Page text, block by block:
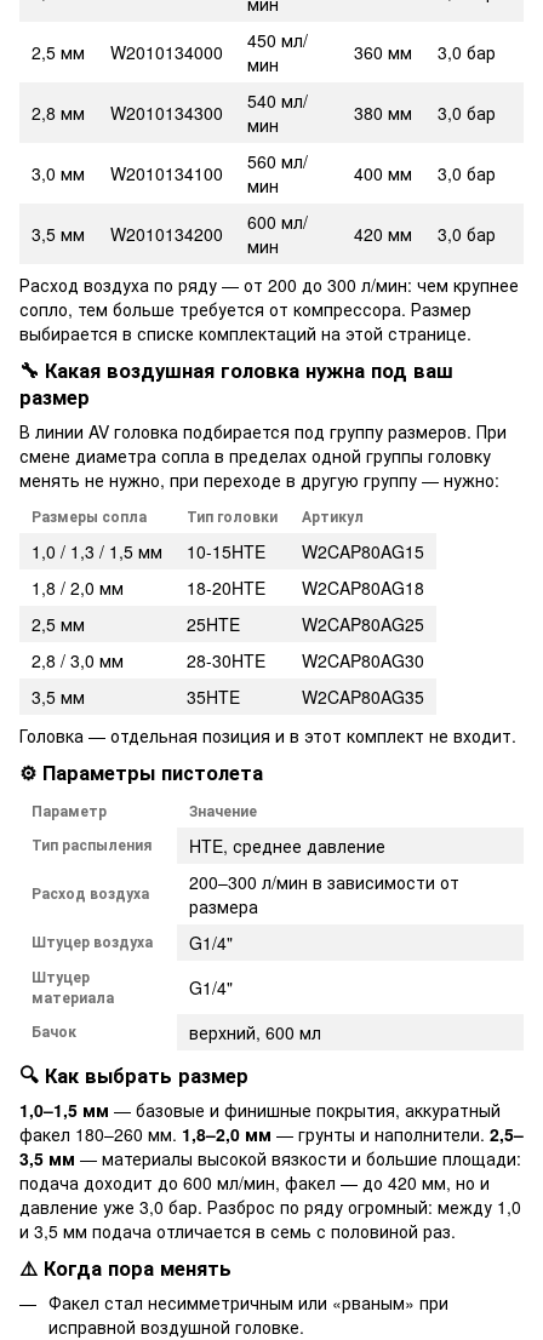
2,5 мм W2010134000
450 мл/
мин
360 мм 3,0 бар
2,8 мм W2010134300
540 мл/
мин
380 мм 3,0 бар
3,0 мм W2010134100
560 мл/
мин
400 мм 3,0 бар
3,5 мм W2010134200
600 мл/
мин
420 мм 3,0 бар
Расход воздуха по ряду — от 200 до 300 л/мин: чем крупнее
сопло, тем больше требуется от компрессора. Размер
выбирается в списке комплектаций на этой странице.
🔧 Какая воздушная головка нужна под ваш
размер
В линии AV головка подбирается под группу размеров. При
смене диаметра сопла в пределах одной группы головку
менять не нужно, при переходе в другую группу — нужно:
Размеры сопла Тип головки Артикул
1,0 / 1,3 / 1,5 мм 10-15HTE
W2CAP80AG15
1,8 / 2,0 мм
18-20HTE
W2CAP80AG18
2,5 мм
25HTE
W2CAP80AG25
2,8 / 3,0 мм
28-30HTE
W2CAP80AG30
3,5 мм
35HTE
W2CAP80AG35
Головка — отдельная позиция и в этот комплект не входит.
⚙️ Параметры пистолета
Параметр
Значение
Тип распыления
HTE, среднее давление
Расход воздуха
200–300 л/мин в зависимости от
размера
Штуцер воздуха G1/4"
Штуцер
материала
G1/4"
Бачок верхний, 600 мл
🔍 Как выбрать размер
1,0–1,5 мм — базовые и финишные покрытия, аккуратный
факел 180–260 мм. 1,8–2,0 мм — грунты и наполнители. 2,5–
3,5 мм — материалы высокой вязкости и большие площади:
подача доходит до 600 мл/мин, факел — до 420 мм, но и
давление уже 3,0 бар. Разброс по ряду огромный: между 1,0
и 3,5 мм подача отличается в семь с половиной раз.
⚠️ Когда пора менять
Факел стал несимметричным или «рваным» при
исправной воздушной головке.